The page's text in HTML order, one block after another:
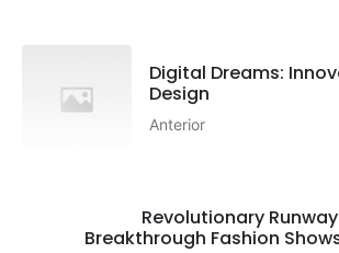
Digital Dreams:
Design
Anterior
Revolutionary
Breakthrough Fashion